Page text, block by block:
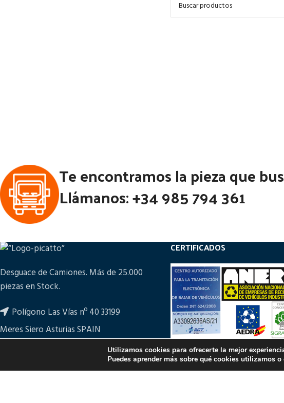
Te encontramos la pieza que
Llámanos: +34 985 794 361
Desguace de Camiones. Más de 25.000
piezas en Stock.
Polígono Las Vías nº 40 33199
Meres Siero Asturias SPAIN
CERTIFICADOS
PULSA PARA MÁS
Utilizamos cookies para ofrecerte la mejor
Puedes aprender más sobre qué cookies utilizamos